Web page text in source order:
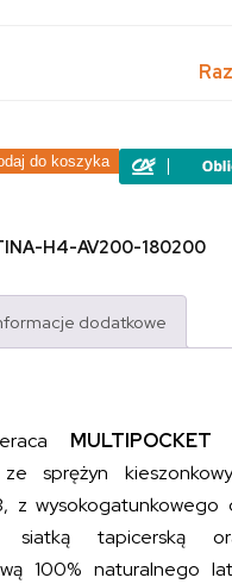
do koszyka
H4-AV200-180200
dodatkowe
ze sprężyn
z wysokogatunkowego
siatką tapicerską
100% naturalnego